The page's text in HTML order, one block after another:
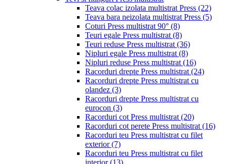
Teava colac izolata multistrat Press (22)
Teava bara neizolata multistrat Press (5)
Coturi Press multistrat 90° (8)
Teuri egale Press multistrat (8)
Teuri reduse Press multistrat (36)
Nipluri egale Press multistrat (8)
Nipluri reduse Press multistrat (16)
Racorduri drepte Press multistrat (24)
Racorduri drepte Press multistrat cu
olandez (3)
Racorduri drepte Press multistrat cu
eurocon (3)
Racorduri cot Press multistrat (20)
Racorduri cot perete Press multistrat (16)
Racorduri teu Press multistrat cu filet
exterior(7)
Racorduri teu Press multistrat cu filet
interior(13)